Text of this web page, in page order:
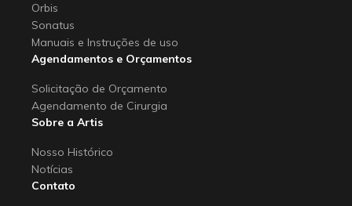
Orbis
Sonatus
Manuais e Instruções de uso
Agendamentos e Orçamentos
Solicitação de Orçamento
Agendamento de Cirurgia
Sobre a Artis
Nosso Histórico
Notícias
Contato